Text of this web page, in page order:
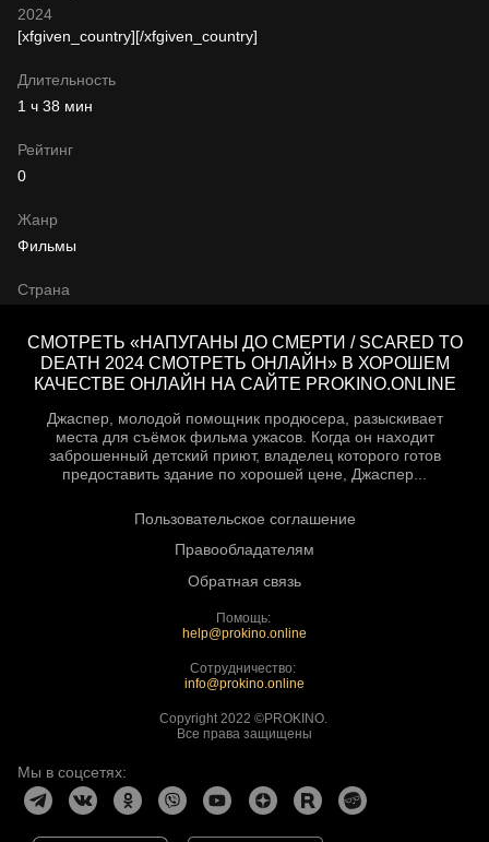
2024
Жанр
Фильмы
Длительность
1 ч 38 мин
[xfgiven_country]
Страна
[/xfgiven_country]
Рейтинг
0
СМОТРЕТЬ «НАПУГАНЫ ДО СМЕРТИ / SCARED TO
DEATH 2024 СМОТРЕТЬ ОНЛАЙН» В ХОРОШЕМ
КАЧЕСТВЕ ОНЛАЙН НА САЙТЕ PROKINO.ONLINE
Джаспер, молодой помощник продюсера, разыскивает
места для съёмок фильма ужасов. Когда он находит
заброшенный детский приют, владелец которого готов
предоставить здание по хорошей цене, Джаспер...
Пользовательское соглашение
Правообладателям
Обратная связь
Помощь:
help@prokino.online
Сотрудничество:
info@prokino.online
Copyright 2022 ©PROKINO.
Все права защищены
Мы в соцсетях: